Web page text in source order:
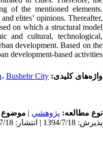
of the mentioned elements.
elites’ opinions. Thereafter,
on which a structural model
and cultural, technological,
development. Based on the
development-based activities.
واژه‌های کلیدی: ، Bushehr City
نوع مطالعه: پژوهشي | موضوع
پذیرش: 1394/7/18 | انتشار: 1394/7/18